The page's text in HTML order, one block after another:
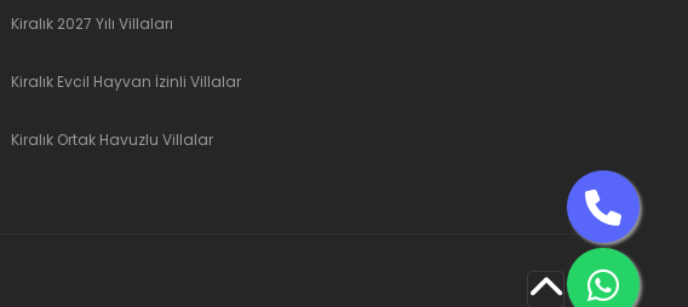
Kiralık 2027 Yılı Villaları
Kiralık Evcil Hayvan İzinli Villalar
Kiralık Ortak Havuzlu Villalar